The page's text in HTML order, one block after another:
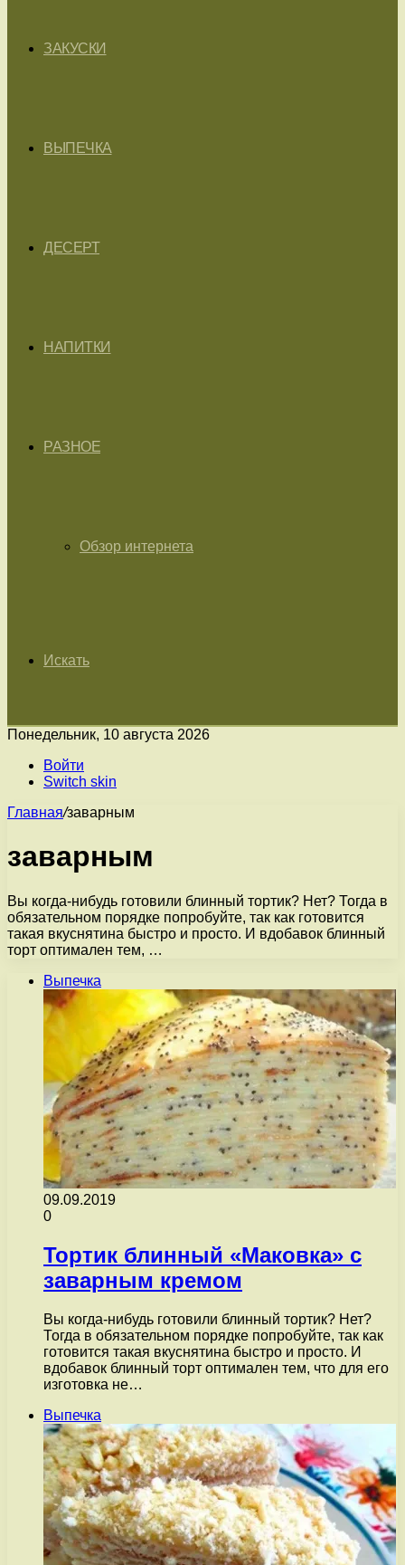
ЗАКУСКИ
ВЫПЕЧКА
ДЕСЕРТ
НАПИТКИ
РАЗНОЕ
Обзор интернета
Искать
Понедельник, 10 августа 2026
Войти
Switch skin
Главная/заварным
заварным
Вы когда-нибудь готовили блинный тортик? Нет? Тогда в
обязательном порядке попробуйте, так как готовится
такая вкуснятина быстро и просто. И вдобавок блинный
торт оптимален тем, …
Выпечка
09.09.2019
0
Тортик блинный «Маковка» с
заварным кремом
Вы когда-нибудь готовили блинный тортик? Нет?
Тогда в обязательном порядке попробуйте, так как
готовится такая вкуснятина быстро и просто. И
вдобавок блинный торт оптимален тем, что для его
изготовка не…
Выпечка